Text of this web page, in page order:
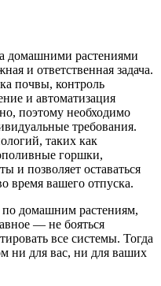
домашними растениями
и ответственная задача.
почвы, контроль
и автоматизация
поэтому необходимо
требования.
таких как
горшки,
и позволяет оставаться
время вашего отпуска.
по домашним растениям,
— не бояться
все системы. Тогда
ни для вас, ни для ваших